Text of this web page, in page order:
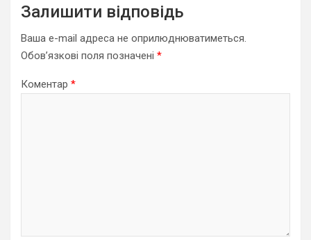
Залишити відповідь
Ваша e-mail адреса не оприлюднюватиметься.
Обов’язкові поля позначені *
Коментар *